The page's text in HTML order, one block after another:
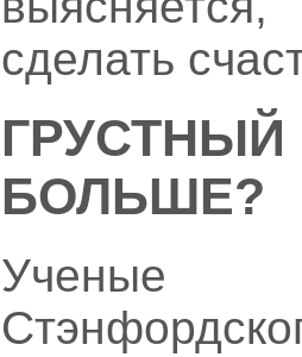
сделать
БОЛЬШЕ?
Ученые